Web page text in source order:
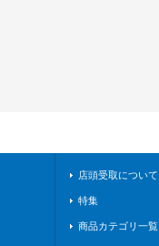
店頭受取について
特集
商品カテゴリ一覧